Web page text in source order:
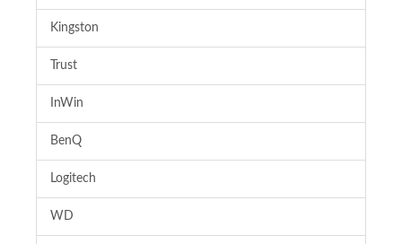
Kingston
Trust
InWin
BenQ
Logitech
WD